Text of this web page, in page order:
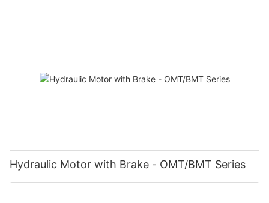
Hydraulic Motor with Brake - OMT/BMT Series